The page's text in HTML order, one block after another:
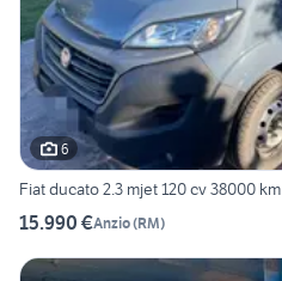
6
Fiat ducato 2.3 mjet 120 cv 38000 km
15.990 €Anzio(RM)